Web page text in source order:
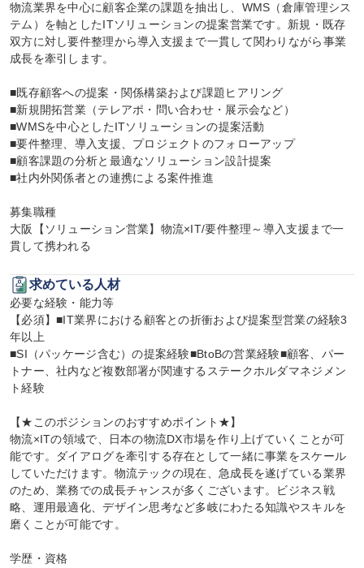
物流業界を中心に顧客企業の課題を抽出し、WMS（倉庫管理シス
テム）を軸としたITソリューションの提案営業です。新規・既存
双方に対し要件整理から導入支援まで一貫して関わりながら事業
成長を牽引します。
■既存顧客への提案・関係構築および課題ヒアリング
■新規開拓営業（テレアポ・問い合わせ・展示会など）
■WMSを中心としたITソリューションの提案活動
■要件整理、導入支援、プロジェクトのフォローアップ
■顧客課題の分析と最適なソリューション設計提案
■社内外関係者との連携による案件推進
募集職種
大阪【ソリューション営業】物流×IT/要件整理～導入支援まで一
貫して携われる
求めている人材
必要な経験・能力等
【必須】■IT業界における顧客との折衝および提案型営業の経験3
年以上
■SI（パッケージ含む）の提案経験■BtoBの営業経験■顧客、パー
トナー、社内など複数部署が関連するステークホルダマネジメン
ト経験
【★このポジションのおすすめポイント★】
物流×ITの領域で、日本の物流DX市場を作り上げていくことが可
能です。ダイアログを牽引する存在として一緒に事業をスケール
していただけます。物流テックの現在、急成長を遂げている業界
のため、業務での成長チャンスが多くございます。ビジネス戦
略、運用最適化、デザイン思考など多岐にわたる知識やスキルを
磨くことが可能です。
学歴・資格